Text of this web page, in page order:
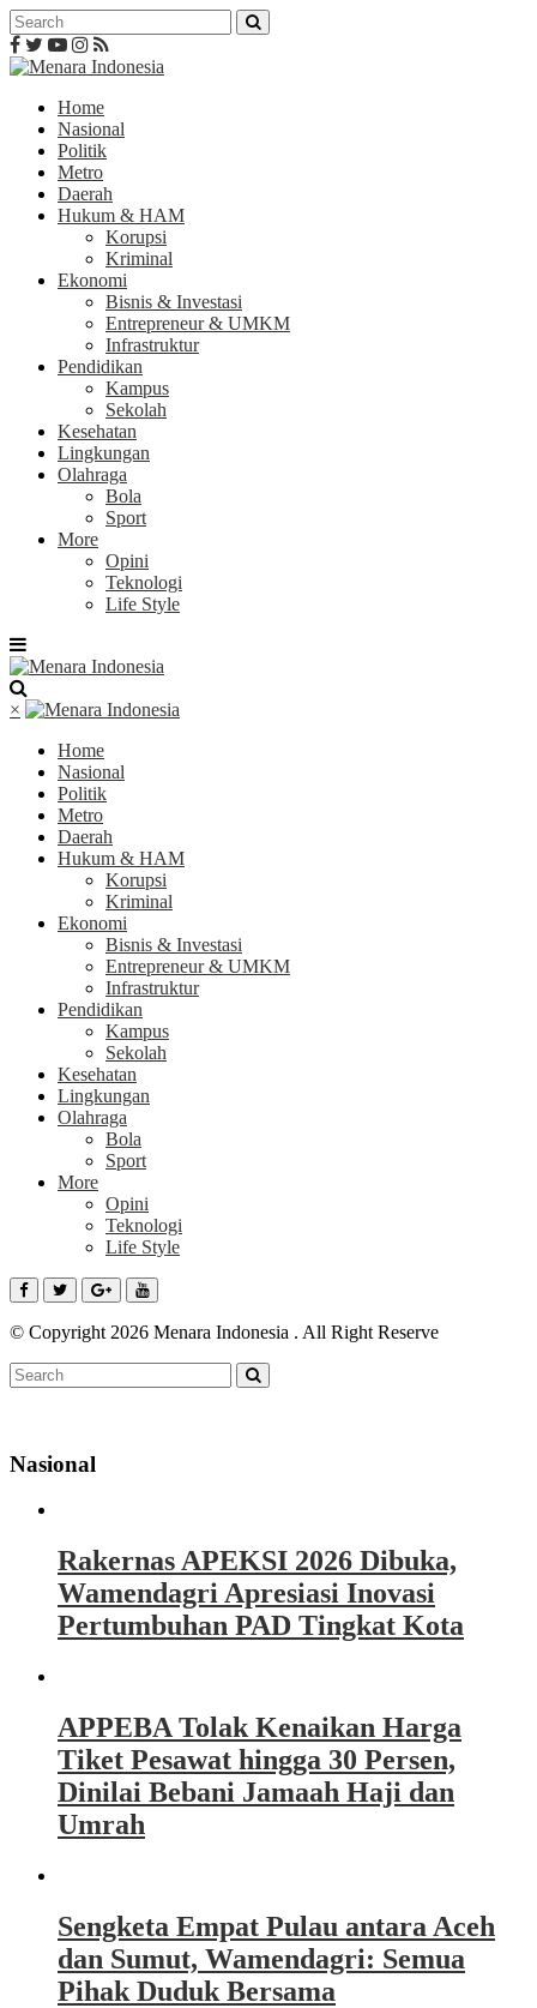
Home
Nasional
Politik
Metro
Daerah
Hukum & HAM
Korupsi
Kriminal
Ekonomi
Bisnis & Investasi
Entrepreneur & UMKM
Infrastruktur
Pendidikan
Kampus
Sekolah
Kesehatan
Lingkungan
Olahraga
Bola
Sport
More
Opini
Teknologi
Life Style
×
Home
Nasional
Politik
Metro
Daerah
Hukum & HAM
Korupsi
Kriminal
Ekonomi
Bisnis & Investasi
Entrepreneur & UMKM
Infrastruktur
Pendidikan
Kampus
Sekolah
Kesehatan
Lingkungan
Olahraga
Bola
Sport
More
Opini
Teknologi
Life Style
© Copyright 2026 Menara Indonesia . All Right Reserve
Nasional
Rakernas APEKSI 2026 Dibuka,
Wamendagri Apresiasi Inovasi
Pertumbuhan PAD Tingkat Kota
APPEBA Tolak Kenaikan Harga
Tiket Pesawat hingga 30 Persen,
Dinilai Bebani Jamaah Haji dan
Umrah
Sengketa Empat Pulau antara Aceh
dan Sumut, Wamendagri: Semua
Pihak Duduk Bersama